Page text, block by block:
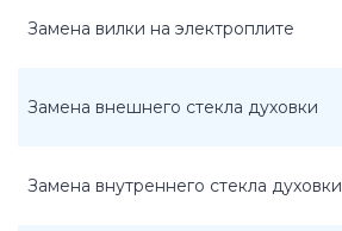
Замена вилки на электроплите
Замена внешнего стекла духовки
Замена внутреннего стекла духовки